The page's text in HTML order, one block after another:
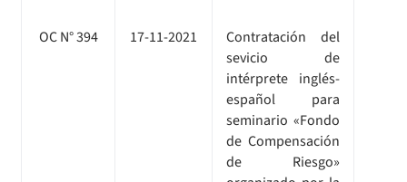
OC N° 394 17-11-2021
Contratación del
sevicio de
intérprete inglés-
español para
seminario «Fondo
de Compensación
de Riesgo»